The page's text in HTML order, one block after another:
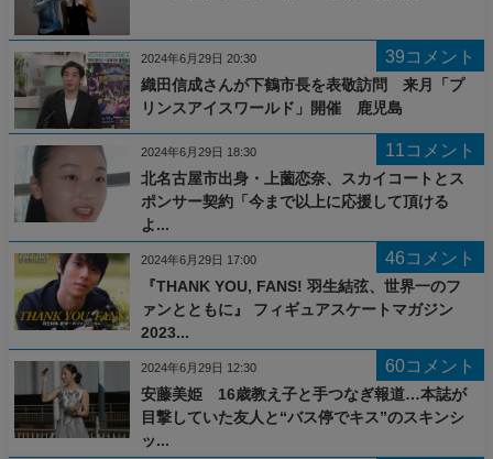
39コメント
織田信成さんが下鶴市長を表敬訪問 来月「プ
リンスアイスワールド」開催 鹿児島
2024年6月29日 20:30
11コメント
北名古屋市出身・上薗恋奈、スカイコートとス
ポンサー契約「今まで以上に応援して頂ける
よ...
2024年6月29日 18:30
46コメント
『THANK YOU, FANS! 羽生結弦、世界一のフ
ァンとともに』 フィギュアスケートマガジン
2023...
2024年6月29日 17:00
60コメント
安藤美姫 16歳教え子と手つなぎ報道…本誌が
目撃していた友人と“バス停でキス”のスキンシ
ッ...
2024年6月29日 12:30